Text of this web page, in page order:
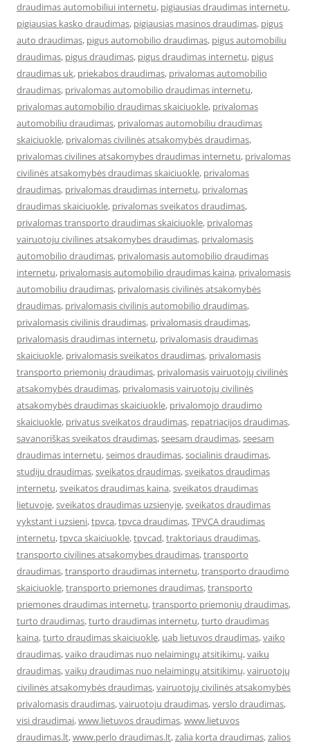
draudimas automobiliui internetu, pigiausias draudimas internetu,
pigiausias kasko draudimas, pigiausias masinos draudimas, pigus
auto draudimas, pigus automobilio draudimas, pigus automobiliu
draudimas, pigus draudimas, pigus draudimas internetu, pigus
draudimas uk, priekabos draudimas, privalomas automobilio
draudimas, privalomas automobilio draudimas internetu,
privalomas automobilio draudimas skaiciuokle, privalomas
automobiliu draudimas, privalomas automobiliu draudimas
skaiciuokle, privalomas civilinės atsakomybės draudimas,
privalomas civilines atsakomybes draudimas internetu, privalomas
civilinės atsakomybės draudimas skaiciuokle, privalomas
draudimas, privalomas draudimas internetu, privalomas
draudimas skaiciuokle, privalomas sveikatos draudimas,
privalomas transporto draudimas skaiciuokle, privalomas
vairuotoju civilines atsakomybes draudimas, privalomasis
automobilio draudimas, privalomasis automobilio draudimas
internetu, privalomasis automobilio draudimas kaina, privalomasis
automobiliu draudimas, privalomasis civilinės atsakomybės
draudimas, privalomasis civilinis automobilio draudimas,
privalomasis civilinis draudimas, privalomasis draudimas,
privalomasis draudimas internetu, privalomasis draudimas
skaiciuokle, privalomasis sveikatos draudimas, privalomasis
transporto priemonių draudimas, privalomasis vairuotojų civilinės
atsakomybės draudimas, privalomasis vairuotojų civilinės
atsakomybės draudimas skaiciuokle, privalomojo draudimo
skaiciuokle, privatus sveikatos draudimas, repatriacijos draudimas,
savanoriškas sveikatos draudimas,seesam draudimas,seesam
draudimas internetu,seimos draudimas,socialinis draudimas,
studiju draudimas,sveikatos draudimas,sveikatos draudimas
internetu,sveikatos draudimas kaina,sveikatos draudimas
lietuvoje,sveikatos draudimas uzsienyje,sveikatos draudimas
vykstant i uzsieni,tpvca,tpvca draudimas,TPVCA draudimas
internetu,tpvca skaiciuokle,tpvcad,traktoriaus draudimas,
transporto civilines atsakomybes draudimas,transporto
draudimas,transporto draudimas internetu,transporto draudimo
skaiciuokle,transporto priemones draudimas,transporto
priemones draudimas internetu,transporto priemonių draudimas,
turto draudimas,turto draudimas internetu,turto draudimas
kaina,turto draudimas skaiciuokle, uab lietuvos draudimas,vaiko
draudimas,vaiko draudimas nuo nelaimingų atsitikimų,vaiku
draudimas,vaikų draudimas nuo nelaimingų atsitikimų,vairuotojų
civilinės atsakomybės draudimas,vairuotojų civilinės atsakomybės
privalomasis draudimas,vairuotoju draudimas,verslo draudimas,
visi draudimai,www.lietuvos draudimas,www.lietuvos
draudimas.lt,www.perlo draudimas.lt,zalia korta draudimas,zalios